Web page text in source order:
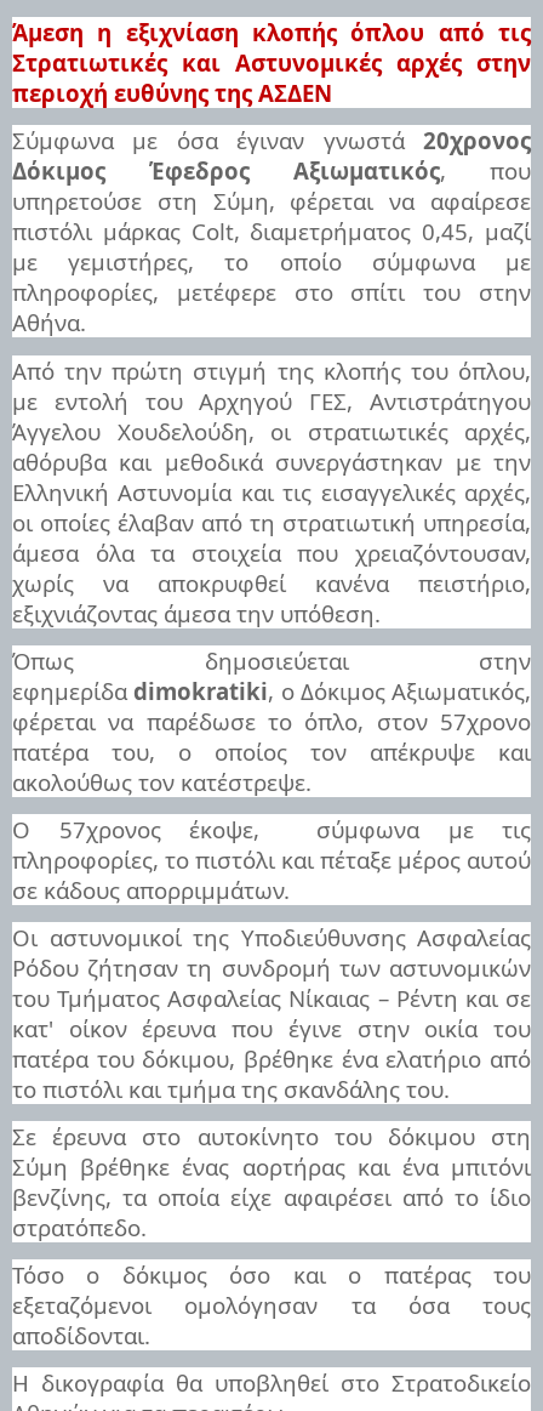
Άμεση η εξιχνίαση κλοπής όπλου από τις
Στρατιωτικές και Αστυνομικές αρχές στην
περιοχή ευθύνης της ΑΣΔΕΝ
Σύμφωνα με όσα έγιναν γνωστά 20χρονος
Δόκιμος Έφεδρος Αξιωματικός, που
υπηρετούσε στη Σύμη, φέρεται να αφαίρεσε
πιστόλι μάρκας Colt, διαμετρήματος 0,45, μαζί
με γεμιστήρες, το οποίο σύμφωνα με
πληροφορίες, μετέφερε στο σπίτι του στην
Αθήνα.
Από την πρώτη στιγμή της κλοπής του όπλου,
με εντολή του Αρχηγού ΓΕΣ, Αντιστράτηγου
Άγγελου Χουδελούδη, οι στρατιωτικές αρχές,
αθόρυβα και μεθοδικά συνεργάστηκαν με την
Ελληνική Αστυνομία και τις εισαγγελικές αρχές,
οι οποίες έλαβαν από τη στρατιωτική υπηρεσία,
άμεσα όλα τα στοιχεία που χρειαζόντουσαν,
χωρίς να αποκρυφθεί κανένα πειστήριο,
εξιχνιάζοντας άμεσα την υπόθεση.
Όπως δημοσιεύεται στην
εφημερίδα dimokratiki, ο Δόκιμος Αξιωματικός,
φέρεται να παρέδωσε το όπλο, στον 57χρονο
πατέρα του, ο οποίος τον απέκρυψε και
ακολούθως τον κατέστρεψε.
Ο 57χρονος έκοψε,
σύμφωνα με τις
πληροφορίες, το πιστόλι και πέταξε μέρος αυτού
σε κάδους απορριμμάτων.
Οι αστυνομικοί της Υποδιεύθυνσης Ασφαλείας
Ρόδου ζήτησαν τη συνδρομή των αστυνομικών
του Τμήματος Ασφαλείας Νίκαιας – Ρέντη και σε
κατ' οίκον έρευνα που έγινε στην οικία του
πατέρα του δόκιμου, βρέθηκε ένα ελατήριο από
το πιστόλι και τμήμα της σκανδάλης του.
Σε έρευνα στο αυτοκίνητο του δόκιμου στη
Σύμη βρέθηκε ένας αορτήρας και ένα μπιτόνι
βενζίνης, τα οποία είχε αφαιρέσει από το ίδιο
στρατόπεδο.
Τόσο ο δόκιμος όσο και ο πατέρας του
εξεταζόμενοι ομολόγησαν τα όσα τους
αποδίδονται.
Η δικογραφία θα υποβληθεί στο Στρατοδικείο